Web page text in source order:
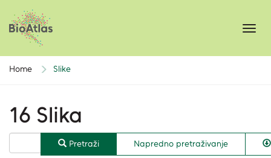
Home Slike
16 Slika
Pretraži Napredno pretraživanje